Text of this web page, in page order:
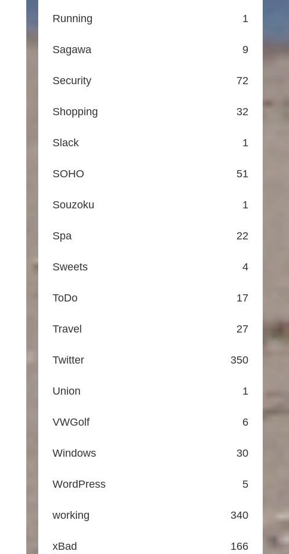
Running 1
Sagawa 9
Security 72
Shopping 32
Slack 1
SOHO 51
Souzoku 1
Spa 22
Sweets 4
ToDo 17
Travel 27
Twitter 350
Union 1
VWGolf 6
Windows 30
WordPress 5
working 340
xBad 166